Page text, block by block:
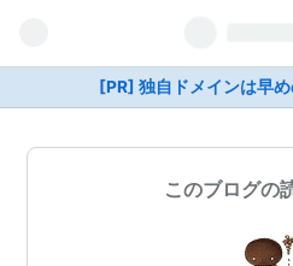
[PR] 独自ドメインは早
このブログの